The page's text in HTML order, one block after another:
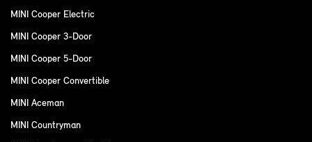
MINI Cooper Electric
MINI Cooper 3-Door
MINI Cooper 5-Door
MINI Cooper Convertible
MINI Aceman
MINI Countryman